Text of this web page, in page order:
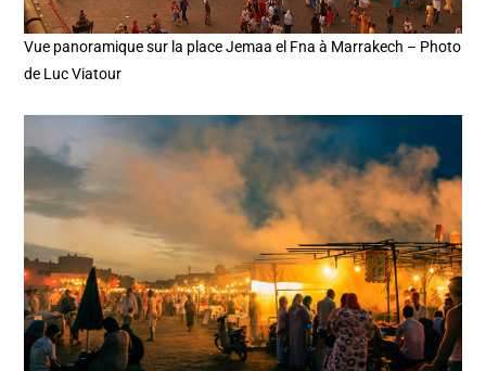
Vue panoramique sur la place Jemaa el Fna à Marrakech – Photo
de Luc Viatour